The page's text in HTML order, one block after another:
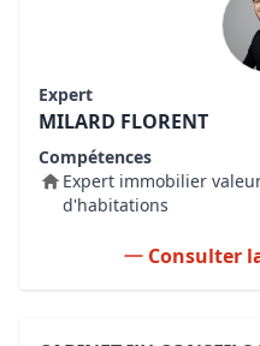
Expert
MILARD FLORENT
Compétences
Expert immobilier
d'habitations
Consulter